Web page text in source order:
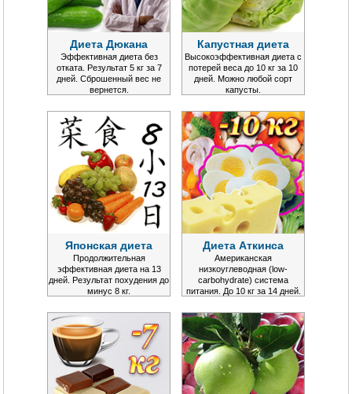
Диета Дюкана
Эффективная диета без
отката. Результат 5 кг за 7
дней. Сброшенный вес не
вернется.
Капустная диета
Высокоэффективная диета с
потерей веса до 10 кг за 10
дней. Можно любой сорт
капусты.
Японская диета
Продолжительная
эффективная диета на 13
дней. Результат похудения до
минус 8 кг.
Диета Аткинса
Американская
низкоуглеводная (low-
carbohydrate) система
питания. До 10 кг за 14 дней.